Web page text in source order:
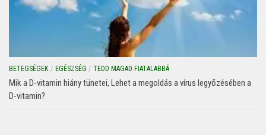
BETEGSÉGEK / EGÉSZSÉG / TEDD MAGAD FIATALABBÁ
Mik a D-vitamin hiány tünetei, Lehet a megoldás a vírus legyőzésében a
D-vitamin?